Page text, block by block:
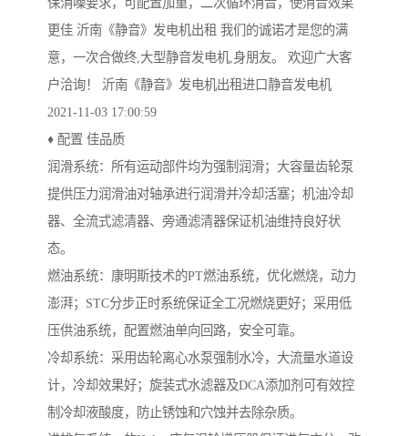
保消噪要求，可配置加重，二次循环消音，使消音效果
更佳 沂南《静音》发电机出租 我们的诚诺才是您的满
意，一次合做终,大型静音发电机,身朋友。 欢迎广大客
户洽询！ 沂南《静音》发电机出租进口静音发电机
2021-11-03 17:00:59
♦ 配置 佳品质
润滑系统：所有运动部件均为强制润滑；大容量齿轮泵
提供压力润滑油对轴承进行润滑并冷却活塞；机油冷却
器、全流式滤清器、旁通滤清器保证机油维持良好状
态。
燃油系统：康明斯技术的PT燃油系统，优化燃烧，动力
澎湃；STC分步正时系统保证全工况燃烧更好；采用低
压供油系统，配置燃油单向回路，安全可靠。
冷却系统：采用齿轮离心水泵强制水冷，大流量水道设
计，冷却效果好；旋装式水滤器及DCA添加剂可有效控
制冷却液酸度，防止锈蚀和穴蚀并去除杂质。